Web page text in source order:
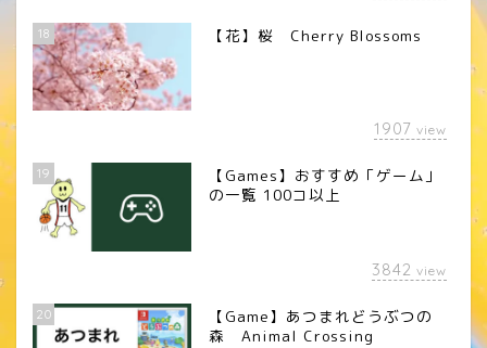
18 【花】桜 Cherry Blossoms
1907 view
19
【Games】おすすめ「ゲーム」
の一覧 100コ以上
3842 view
20
【Game】あつまれどうぶつの
森 Animal Crossing